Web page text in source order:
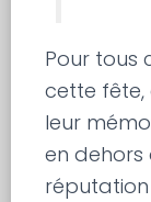
Pour tous
cette
leur
en dehors